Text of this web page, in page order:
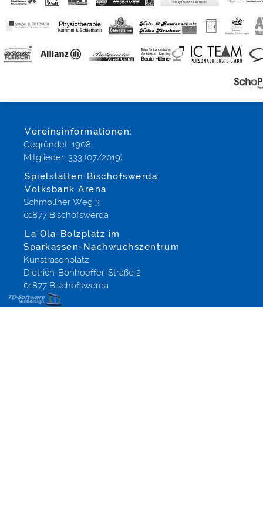
Vereinsinformationen:
Gegründet: 1908
Mitglieder: 333 (07/2019)
Spielstätten Bischofswerda:
Volksbank Arena
Schmöllner Weg 3
01877 Bischofswerda
La Ola-Bolzplatz im
Sparkassen-Nachwuchszentrum
Kunstrasenplatz
Dietrich-Bonhoeffer-Straße 2
01877 Bischofswerda